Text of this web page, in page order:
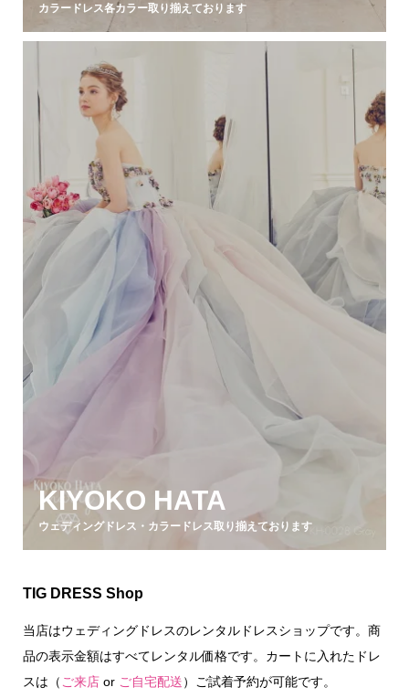
カラードレス各カラー取り揃えております
KIYOKO HATA
ウェディングドレス・カラードレス取り揃えております
TIG DRESS Shop
当店はウェディングドレスのレンタルドレスショップです。商
品の表示金額はすべてレンタル価格です。カートに入れたドレ
スは（ ご来店or ご自宅配送）ご試着予約が可能です。